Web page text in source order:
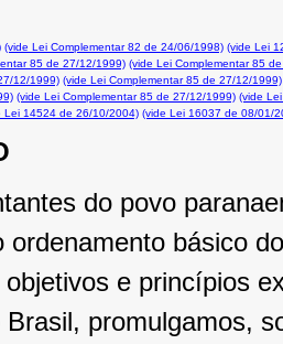
(vide Lei Complementar 82 de 24/06/1998) (vide Lei
85 de 27/12/1999) (vide Lei Complementar 85
12/1999) (vide Lei Complementar 85 de 27/12/1999)
(vide Lei Complementar 85 de 27/12/1999) (vide
Lei 14524 de 26/10/2004) (vide Lei 16037 de 08/01/
do povo
ordenamento básico
e princípios
Brasil, promulgamos,